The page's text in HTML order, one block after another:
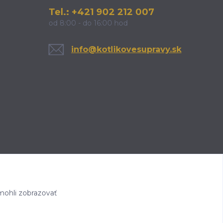
Tel.: +421 902 212 007
od 8:00 - do 16:00 hod
info@kotlikovesupravy.sk
zobrazovať